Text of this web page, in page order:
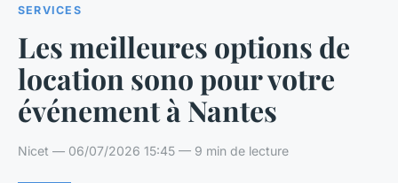
SERVICES
Les meilleures options de
location sono pour votre
événement à Nantes
Nicet — 06/07/2026 15:45 — 9 min de lecture